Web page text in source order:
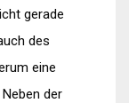
gerade
des
eine
der